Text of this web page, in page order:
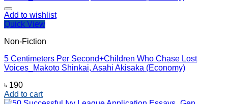
Add to wishlist
Quick View
Non-Fiction
5 Centimeters Per Second+Children Who Chase Lost
Voices_Makoto Shinkai, ‎Asahi Akisaka (Economy)
৳ 190
Add to cart